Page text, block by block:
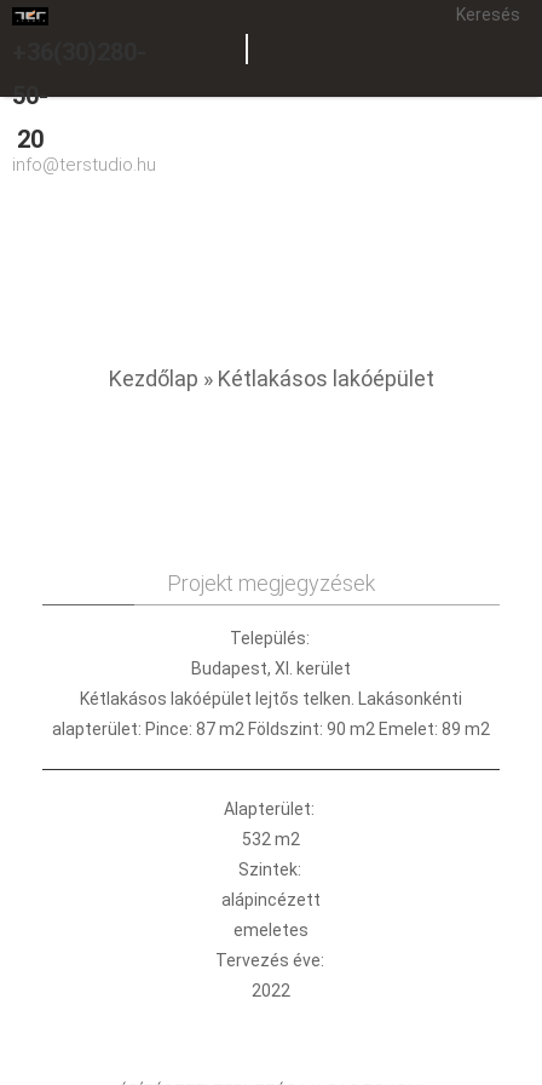
50-
20
info@terstudio.hu
Keresés
Kezdőlap » Kétlakásos lakóépület
Projekt megjegyzések
Település:
Budapest, XI. kerület
Kétlakásos lakóépület lejtős telken. Lakásonkénti
alapterület: Pince: 87 m2 Földszint: 90 m2 Emelet: 89 m2
Alapterület:
532 m2
Szintek:
alápincézett
emeletes
Tervezés éve:
2022